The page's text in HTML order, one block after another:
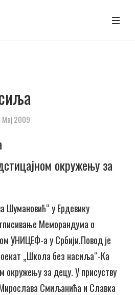
Мај 2009
окружењу за
Шумановић“ у Ердевику
Меморандума о
УНИЦЕФ-а у Србији.Повод је
„Школа без насиља“-Ка
окружењу за децу. У присуству
Смиљанића и Славка